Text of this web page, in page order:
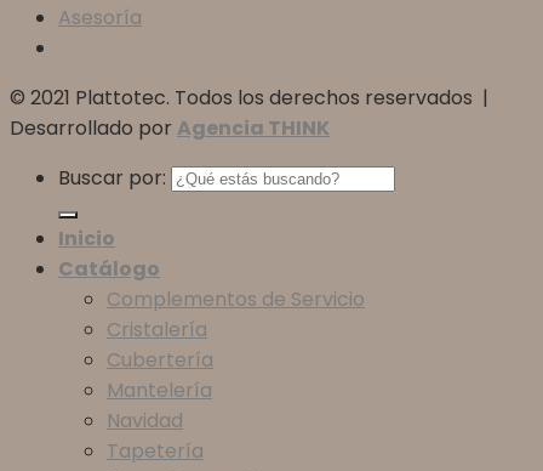
Asesoría
© 2021 Plattotec. Todos los derechos reservados |
Desarrollado por Agencia THINK
Buscar por:
Inicio
Catálogo
Complementos de Servicio
Cristalería
Cubertería
Mantelería
Navidad
Tapetería